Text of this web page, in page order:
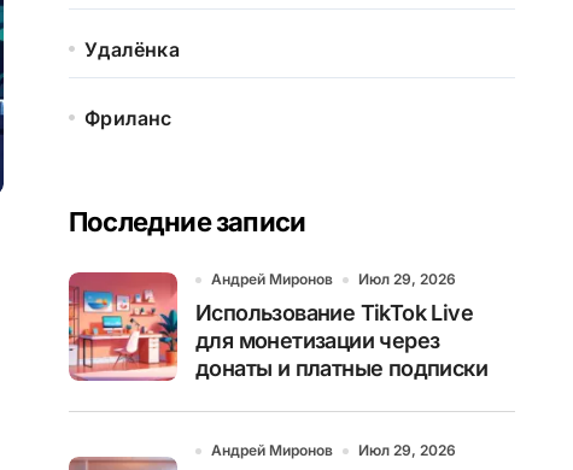
Удалёнка
Фриланс
Последние записи
Андрей Миронов Июл 29, 2026
Использование TikTok Live
для монетизации через
донаты и платные подписки
Андрей Миронов Июл 29, 2026